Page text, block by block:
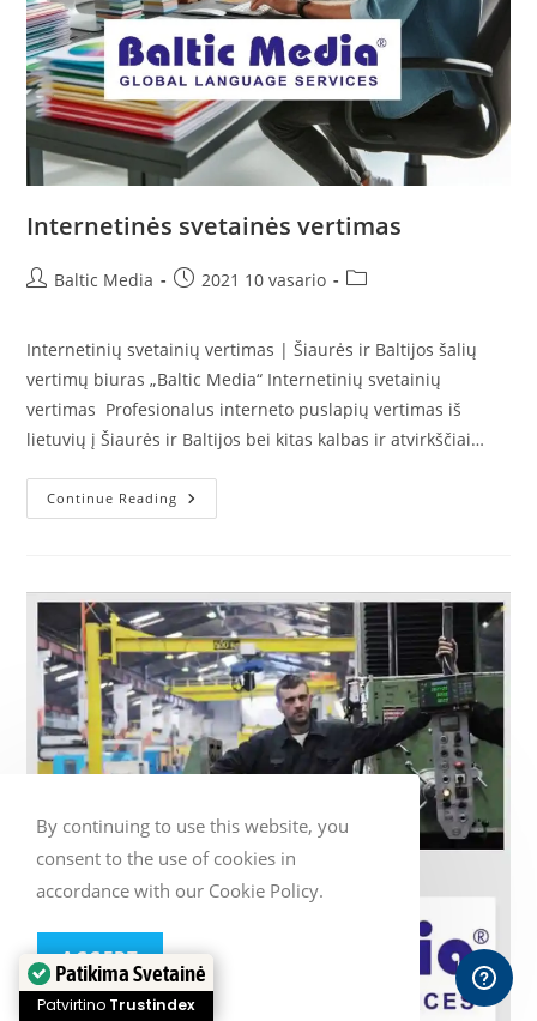
Internetinės svetainės vertimas
PostBaltic Media
Post2021 10 vasario
Post
Internetinių svetainių vertimas | Šiaurės ir Baltijos šalių
vertimų biuras „Baltic Media“ Internetinių svetainių
vertimas Profesionalus interneto puslapių vertimas iš
lietuvių į Šiaurės ir Baltijos bei kitas kalbas ir atvirkščiai…
Continue Reading Internetinės
Svetainės
By continuing to use this website, you
consent to the use of cookies in
accordance with our Cookie Policy.
ACCEPT
Patikima Svetainė
Patvirtino Trustindex